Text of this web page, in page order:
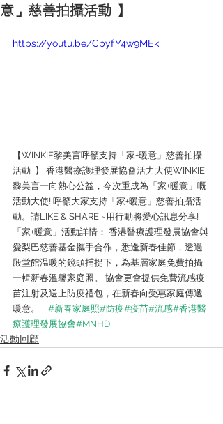
意」慈善拍攝活動 】
https://youtu.be/CbyfY4w9MEk
【WINKIE黎美言呼籲支持「家+暖意」慈善拍攝
活動  】 香港醫療護理發展協會活力大使WINKIE
黎美言一向熱心公益，今次重成為「家+暖意」嘅
活動大使! 呼籲大家支持「家+暖意」慈善拍攝活
動。請LIKE & SHARE ~用行動將愛心訊息分享!
「家+暖意」活動詳情： 香港醫療護理發展協會與
愛梨巴慈善基金攜手合作，悉逢新春佳節，透過
殿堂館温暖的鏡頭捕捉下，為基層家庭免費拍攝
一輯新春溫馨家庭照。 協會更會提供免費流感疫
苗注射及送上防疫禮包，在新春向受惠家庭傳遞
暖意。 #新春家庭照#防疫#疫苗#流感#香港醫
療護理發展協會#MNHD
活動回顧